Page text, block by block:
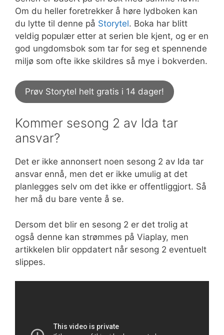
Om du heller foretrekker å høre lydboken kan
du lytte til denne på Storytel. Boka har blitt
veldig populær etter at serien ble kjent, og er en
god ungdomsbok som tar for seg et spennende
miljø som ofte ikke skildres så mye i bokverden.
Prøv Storytel helt gratis i 14 dager!
Kommer sesong 2 av Ida tar
ansvar?
Det er ikke annonsert noen sesong 2 av Ida tar
ansvar ennå, men det er ikke umulig at det
planlegges selv om det ikke er offentliggjort. Så
her må du bare vente å se.
Dersom det blir en sesong 2 er det trolig at
også denne kan strømmes på Viaplay, men
artikkelen blir oppdatert når sesong 2 eventuelt
slippes.